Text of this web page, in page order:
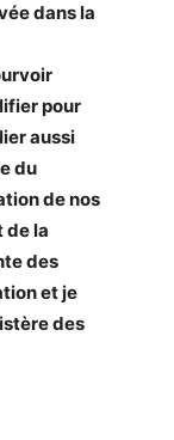
dans la
pour
aussi
du
de nos
de la
des
et je
des